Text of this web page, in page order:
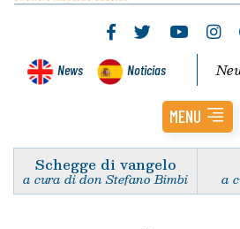
News Noticias
MENU
Schegge di vangelo
a cura di don Stefano Bimbi a